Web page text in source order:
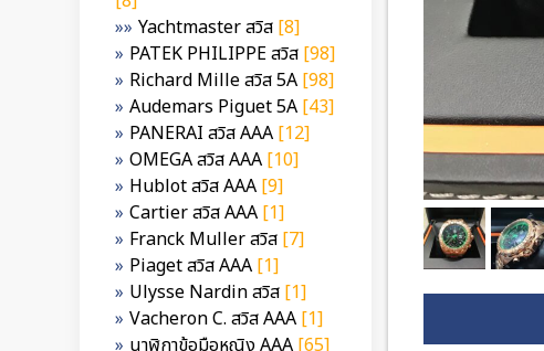
Yachtmaster สวิส [8]
PATEK PHILIPPE สวิส [98]
Richard Mille สวิส 5A [98]
Audemars Piguet 5A [43]
PANERAI สวิส AAA [12]
OMEGA สวิส AAA [10]
Hublot สวิส AAA [9]
Cartier สวิส AAA [1]
Franck Muller สวิส [7]
Piaget สวิส AAA [1]
Ulysse Nardin สวิส [1]
Vacheron C. สวิส AAA [1]
นาฬิกาข้อมือหญิง AAA [65]